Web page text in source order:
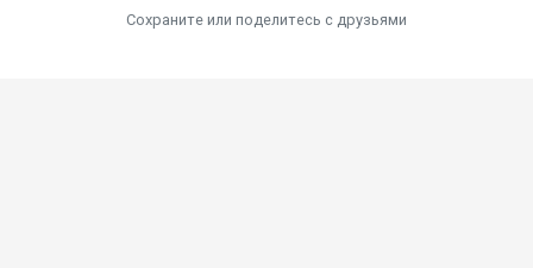
Сохраните или поделитесь c друзьями